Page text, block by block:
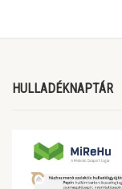
HULLADÉKNAPTÁR